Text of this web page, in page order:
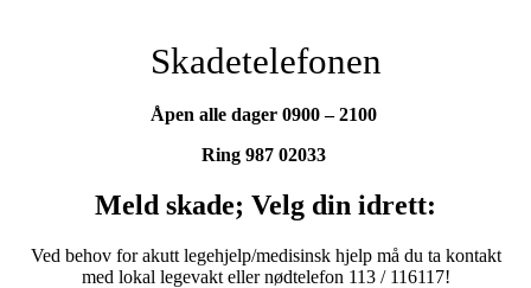
Skadetelefonen
Åpen alle dager 0900 – 2100
Ring 987 02033
Meld skade; Velg din idrett:
Ved behov for akutt legehjelp/medisinsk hjelp må du ta kontakt
med lokal legevakt eller nødtelefon 113 / 116117!